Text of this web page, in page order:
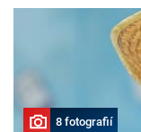
8 fotografií